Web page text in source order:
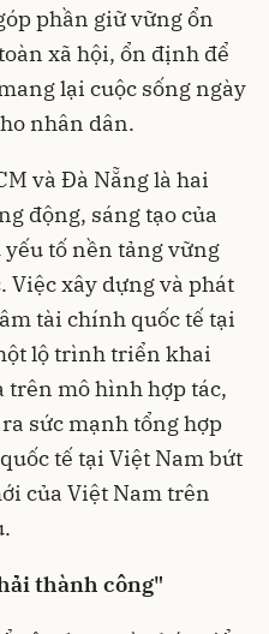
phần giữ vững ổn
xã hội, ổn định để
lại cuộc sống ngày
nhân dân.
và Đà Nẵng là hai
động, sáng tạo của
tố nền tảng vững
Việc xây dựng và phát
tài chính quốc tế tại
lộ trình triển khai
trên mô hình hợp tác,
sức mạnh tổng hợp
tế tại Việt Nam bứt
của Việt Nam trên
thành công"